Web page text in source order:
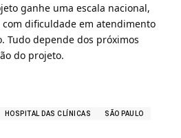
ganhe uma escala nacional,
dificuldade em atendimento
Tudo depende dos próximos
do projeto.
HOSPITAL DAS CLÍNICAS
SÃO PAULO